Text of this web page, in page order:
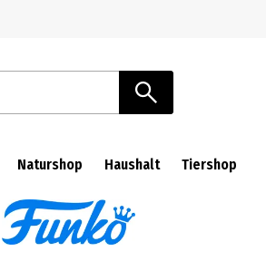
Naturshop Haushalt Tiershop